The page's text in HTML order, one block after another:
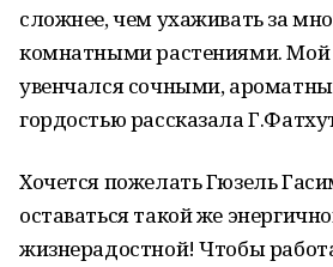
сложнее, чем ухаживать за
комнатными растениями. Мой
увенчался сочными,
гордостью рассказала
Хочется пожелать Гюзель
оставаться такой же
жизнерадостной! Чтобы